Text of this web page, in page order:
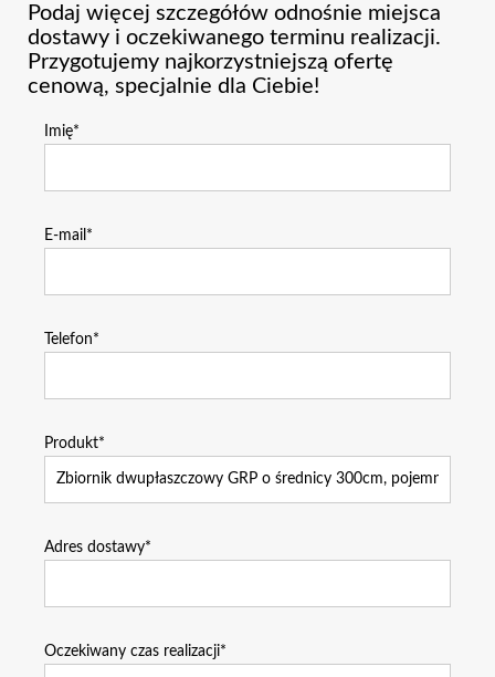
Podaj więcej szczegółów odnośnie miejsca
dostawy i oczekiwanego terminu realizacji.
Przygotujemy najkorzystniejszą ofertę
cenową, specjalnie dla Ciebie!
Imię*
E-mail*
Telefon*
Produkt*
Adres dostawy*
Oczekiwany czas realizacji*